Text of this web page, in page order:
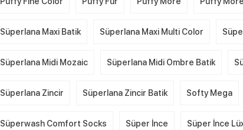
Süperlana Maxi Batik Süperlana Maxi Multi Color
Süperlana Midi Mozaic Süperlana Midi Ombre Batik
Süperlana Zincir Süperlana Zincir Batik Softy Mega
Süperwash Comfort Socks Süper İnce Süper İnce